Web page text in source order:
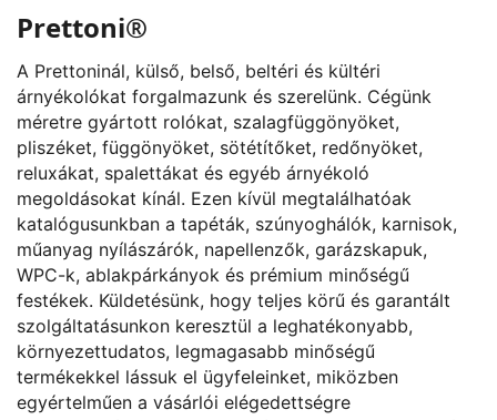
Prettoni®
A Prettoninál, külső, belső, beltéri és kültéri
árnyékolókat forgalmazunk és szerelünk. Cégünk
méretre gyártott rolókat, szalagfüggönyöket,
pliszéket, függönyöket, sötétítőket, redőnyöket,
reluxákat, spalettákat és egyéb árnyékoló
megoldásokat kínál. Ezen kívül megtalálhatóak
katalógusunkban a tapéták, szúnyoghálók, karnisok,
műanyag nyílászárók, napellenzők, garázskapuk,
WPC-k, ablakpárkányok és prémium minőségű
festékek. Küldetésünk, hogy teljes körű és garantált
szolgáltatásunkon keresztül a leghatékonyabb,
környezettudatos, legmagasabb minőségű
termékekkel lássuk el ügyfeleinket, miközben
egyértelműen a vásárlói elégedettségre